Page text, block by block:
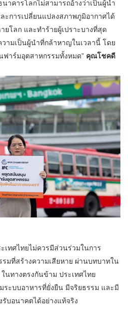
นาคารโลกไม่สามารถอ้างว่าเป็นผู้นำ
การเปลี่ยนแปลงสภาพภูมิอากาศได้
โลก และทำร้ายผู้เปราะบางที่สุด
วามเป็นผู้นำที่กล้าหาญในเวลานี้ โดย
าร์มอุตสาหกรรมทั้งหมด” คุณโชคดี
เทศไทยไม่ควรมีส่วนร่วมในการ
มที่สร้างความเสียหาย ผ่านบทบาทใน
นทางตรงกันข้าม ประเทศไทย
ระบบอาหารที่ยั่งยืน มีจริยธรรม และมี
บอนาคตได้อย่างแท้จริง